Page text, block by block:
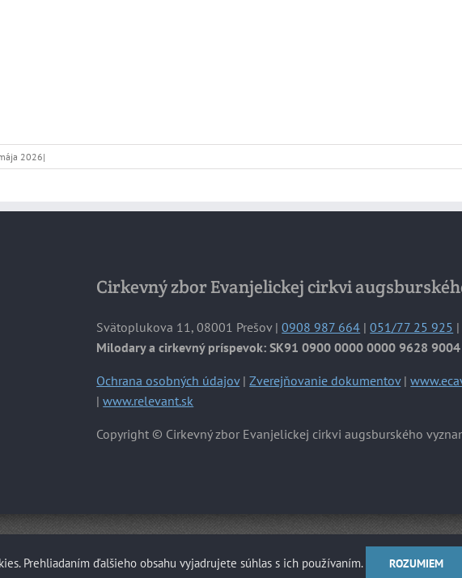
2026|
Cirkevný zbor Evanjelickej cirkvi
Svätoplukova 11, 08001 Prešov |0908 987 664 |051/77 25 925
Milodary a cirkevný príspevok: SK91 0900 0000 0000 9628 9004
Ochrana osobných údajov|Zverejňovanie dokumentov|
|www.relevant.sk
Copyright © Cirkevný zbor Evanjelickej cirkvi augsburského
Prehliadaním ďalšieho obsahu vyjadrujete súhlas s ich používaním. ROZUMIEM